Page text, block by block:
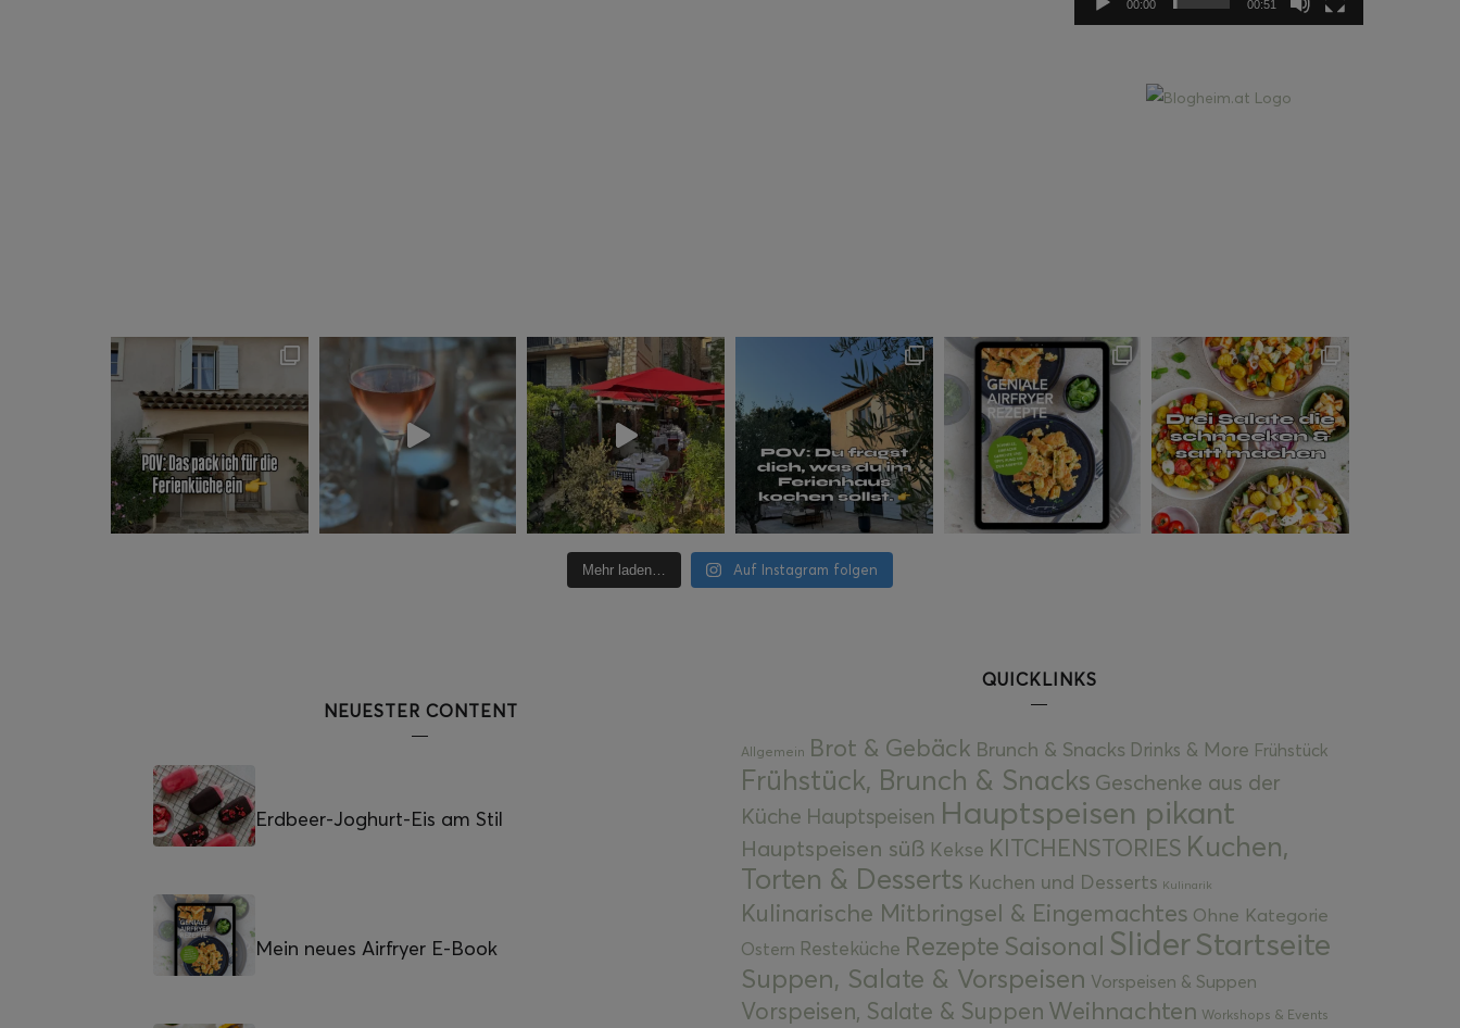
00:00 00:51
Mehr laden… Auf Instagram folgen
NEUESTER CONTENT
Erdbeer-Joghurt-Eis am Stil
Mein neues Airfryer E-Book
QUICKLINKS
Allgemein Brot & Gebäck Brunch & Snacks Drinks & More Frühstück
Frühstück, Brunch & Snacks Geschenke aus der
Küche Hauptspeisen Hauptspeisen pikant
Hauptspeisen süß Kekse KITCHENSTORIES Kuchen,
Torten & Desserts Kuchen und Desserts Kulinarik
Kulinarische Mitbringsel & Eingemachtes Ohne Kategorie
Ostern Resteküche Rezepte Saisonal SliderStartseite
Suppen, Salate & Vorspeisen Vorspeisen & Suppen
Vorspeisen, Salate & Suppen Weihnachten Workshops & Events